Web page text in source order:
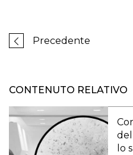
Precedente
CONTENUTO RELATIVO
lo